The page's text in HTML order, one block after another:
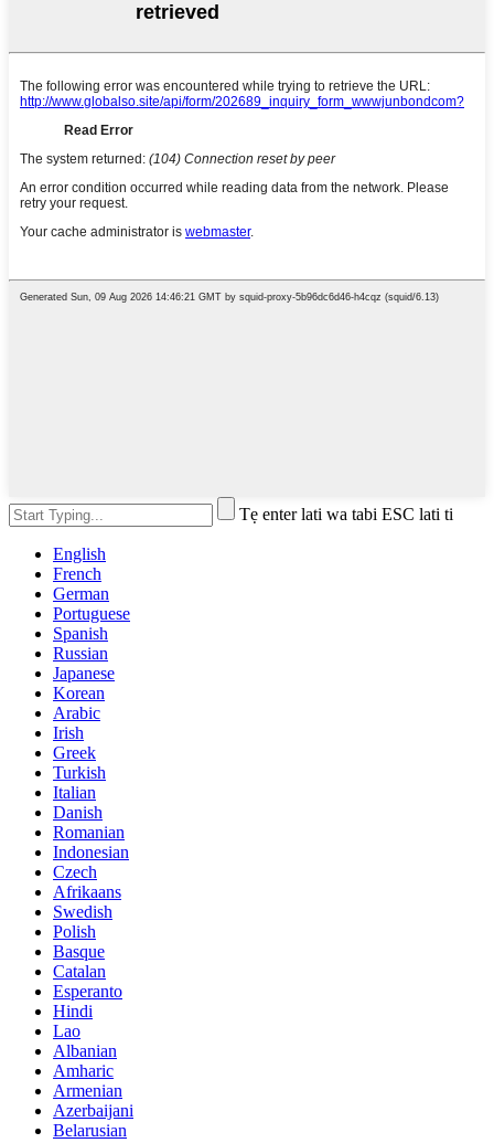
Tẹ enter lati wa tabi ESC lati ti
English
French
German
Portuguese
Spanish
Russian
Japanese
Korean
Arabic
Irish
Greek
Turkish
Italian
Danish
Romanian
Indonesian
Czech
Afrikaans
Swedish
Polish
Basque
Catalan
Esperanto
Hindi
Lao
Albanian
Amharic
Armenian
Azerbaijani
Belarusian